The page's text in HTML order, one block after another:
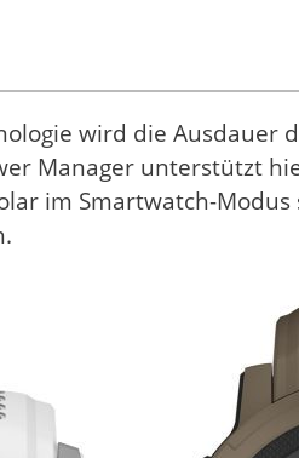
wird die Ausdauer
Manager unterstützt
im Smartwatch-